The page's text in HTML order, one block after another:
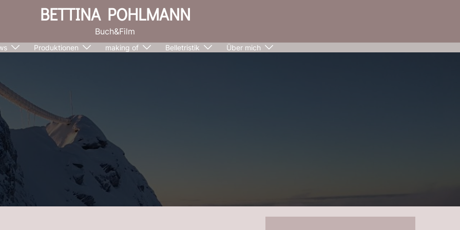
BETTINA POHLMANN
Buch&Film
Produktionen making of Belletristik Über mich